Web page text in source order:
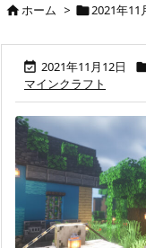
ホーム > 2021年11
 2021年11月12日
マインクラフト